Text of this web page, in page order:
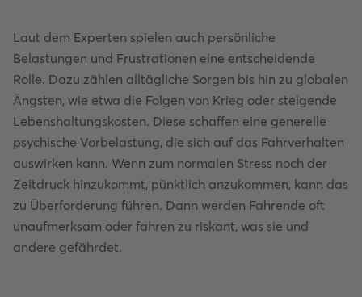
Laut dem Experten spielen auch persönliche
Belastungen und Frustrationen eine entscheidende
Rolle. Dazu zählen alltägliche Sorgen bis hin zu globalen
Ängsten, wie etwa die Folgen von Krieg oder steigende
Lebenshaltungskosten. Diese schaffen eine generelle
psychische Vorbelastung, die sich auf das Fahrverhalten
auswirken kann. Wenn zum normalen Stress noch der
Zeitdruck hinzukommt, pünktlich anzukommen, kann das
zu Überforderung führen. Dann werden Fahrende oft
unaufmerksam oder fahren zu riskant, was sie und
andere gefährdet.